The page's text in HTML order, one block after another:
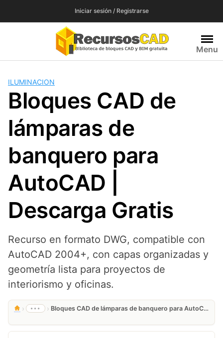
Iniciar sesión / Registrarse
Menu
ILUMINACION
Bloques CAD de
lámparas de
banquero para
AutoCAD |
Descarga Gratis
Recurso en formato DWG, compatible con
AutoCAD 2004+, con capas organizadas y
geometría lista para proyectos de
interiorismo y oficinas.
› ••• › Bloques CAD de lámparas de banquero para AutoCAD | Descarga Gratis